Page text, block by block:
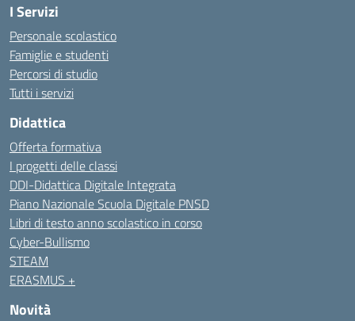
I Servizi
Personale scolastico
Famiglie e studenti
Percorsi di studio
Tutti i servizi
Didattica
Offerta formativa
I progetti delle classi
DDI-Didattica Digitale Integrata
Piano Nazionale Scuola Digitale PNSD
Libri di testo anno scolastico in corso
Cyber-Bullismo
STEAM
ERASMUS +
Novità